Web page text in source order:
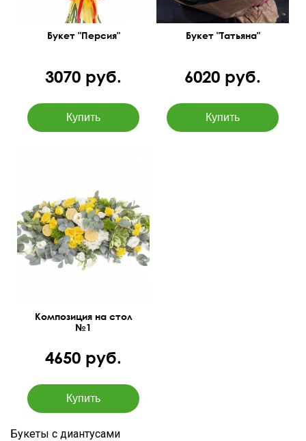
Букет "Персия"
3070 руб.
Букет "Татьяна"
6020 руб.
Розы, кустовые
хризантемы, эустома,
зелень, декорированние
лимонами
30 см
90 см
Композиция на стол
№1
4650 руб.
Букеты с диантусами